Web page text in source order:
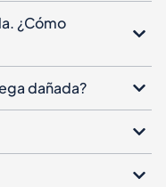
¿Cómo
dañada?